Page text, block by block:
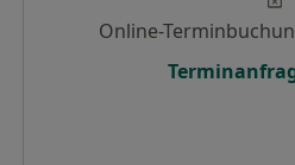
Online-